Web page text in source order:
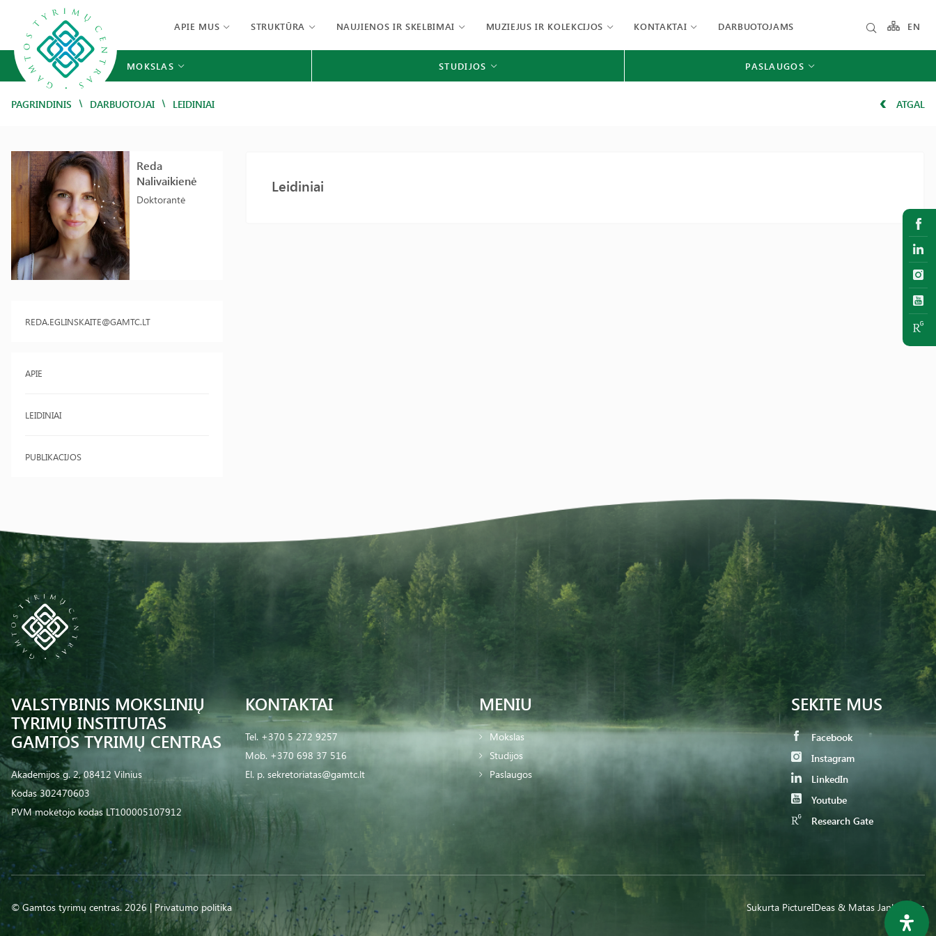
APIE MUS STRUKTŪRA NAUJIENOS IR SKELBIMAI MUZIEJUS IR KOLEKCIJOS KONTAKTAI DARBUOTOJAMS EN
MOKSLAS STUDIJOS PASLAUGOS
PAGRINDINIS / DARBUOTOJAI / LEIDINIAI ATGAL
Reda
Nalivaikienė
Doktorantė
REDA.EGLINSKAITE@GAMTC.LT
APIE
LEIDINIAI
PUBLIKACIJOS
Leidiniai
VALSTYBINIS MOKSLINIŲ
TYRIMŲ INSTITUTAS
GAMTOS TYRIMŲ CENTRAS
Akademijos g. 2, 08412 Vilnius
Kodas 302470603
PVM mokėtojo kodas LT100005107912
KONTAKTAI
Tel. +370 5 272 9257
Mob. +370 698 37 516
El. p. sekretoriatas@gamtc.lt
MENIU
Mokslas
Studijos
Paslaugos
SEKITE MUS
Facebook
Instagram
LinkedIn
Youtube
Research Gate
© Gamtos tyrimų centras. 2026 | Privatumo politika Sukurta PictureIDeas & Matas Jankauskas